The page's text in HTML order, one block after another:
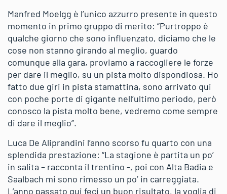
Manfred Moelgg è l’unico azzurro presente in questo
momento in primo gruppo di merito: “Purtroppo è
qualche giorno che sono influenzato, diciamo che le
cose non stanno girando al meglio, guardo
comunque alla gara, proviamo a raccogliere le forze
per dare il meglio, su un pista molto dispondiosa. Ho
fatto due giri in pista stamattina, sono arrivato qui
con poche porte di gigante nell’ultimo periodo, però
conosco la pista molto bene, vedremo come sempre
di dare il meglio”.
Luca De Aliprandini l’anno scorso fu quarto con una
splendida prestazione: “La stagione è partita un po’
in salita – racconta il trentino -, poi con Alta Badia e
Saalbach mi sono rimesso un po’ in carreggiata.
L’anno passato qui feci un buon risultato, la voglia di